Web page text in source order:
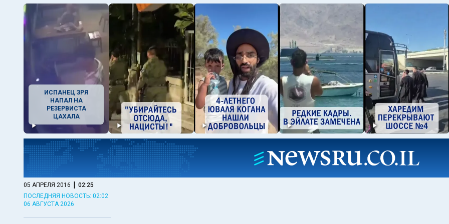
ИСПАНЕЦ ЗРЯ
НАПАЛ НА
РЕЗЕРВИСТА
ЦАХАЛА
05 АПРЕЛЯ 2016 | 02:25
ПОСЛЕДНЯЯ НОВОСТЬ: 02:02
06 АВГУСТА 2026